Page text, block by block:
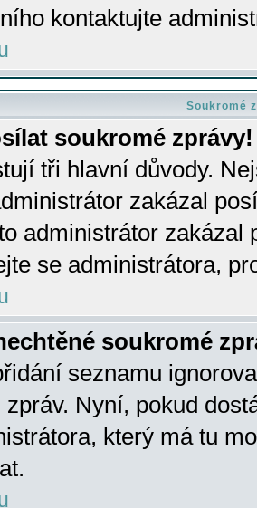
kontaktujte
Soukromé
soukromé zprávy!
tři hlavní důvody.
zakázal
administrátor zakázal
se administrátora,
soukromé
seznamu
Nyní, pokud
který má tu